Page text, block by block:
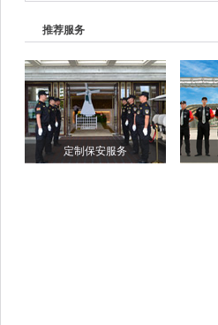
推荐服务
定制保安服务